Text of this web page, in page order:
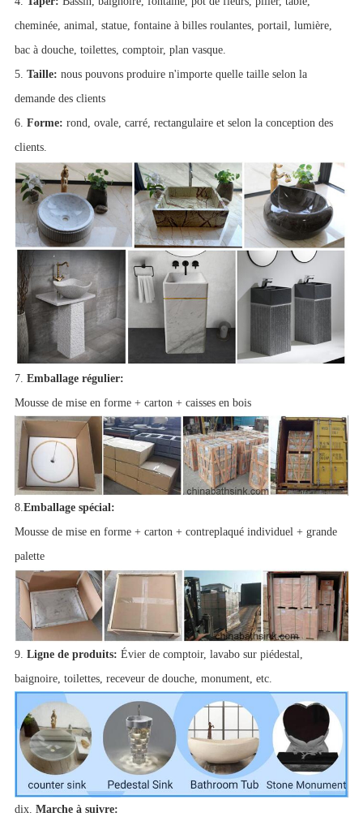
cheminée, animal, statue, fontaine à billes roulantes, portail, lumière,
bac à douche, toilettes, comptoir, plan vasque.
5. Taille: nous pouvons produire n'importe quelle taille selon la
demande des clients
6. Forme: rond, ovale, carré, rectangulaire et selon la conception des
clients.
7. Emballage régulier:
Mousse de mise en forme + carton + caisses en bois
8.Emballage spécial:
Mousse de mise en forme + carton + contreplaqué individuel + grande
palette
9. Ligne de produits: Évier de comptoir, lavabo sur piédestal,
baignoire, toilettes, receveur de douche, monument, etc.
dix. Marche à suivre: